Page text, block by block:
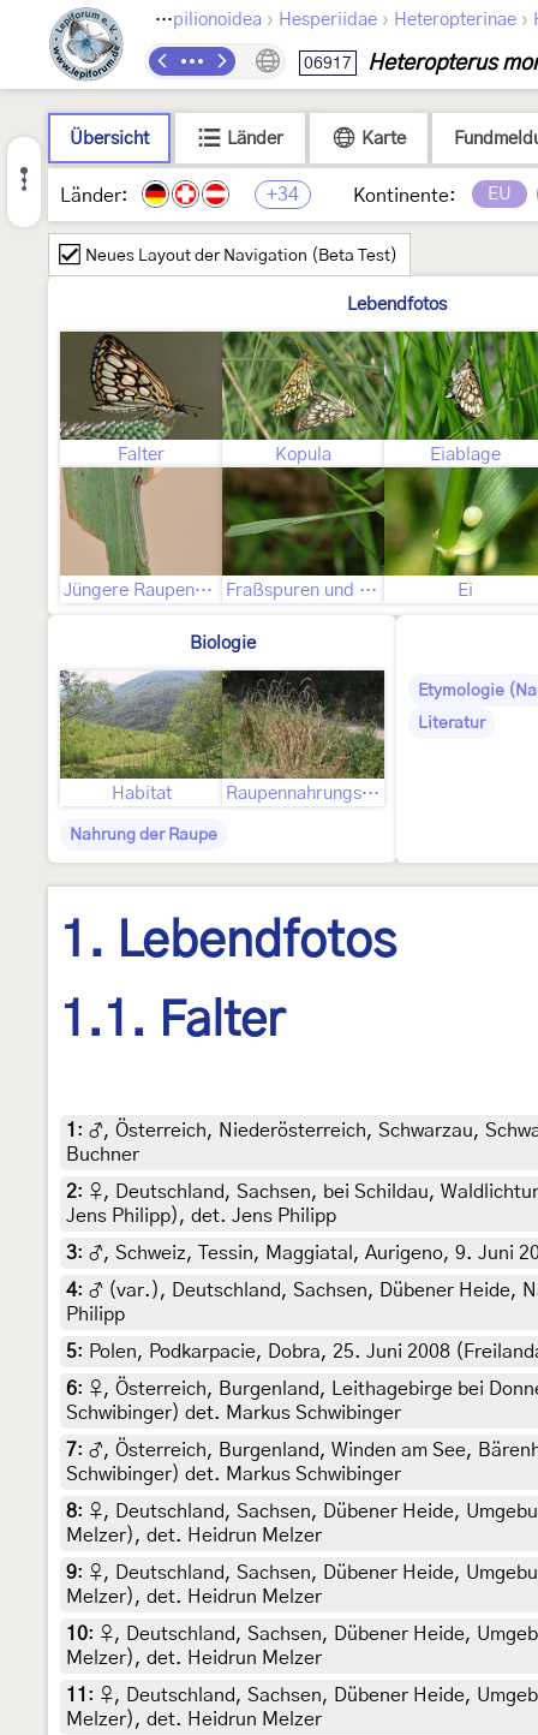
Lepidoptera Papilionoidea › Hesperiidae › Heteropterinae ›
06917 Heteropterus
Übersicht Länder Karte
Länder: +34 Kontinente: EU
Neues Layout der Navigation (Beta Test)
Lebendfotos
Falter Kopula Eiablage
Jüngere Raupenstadien Fraßspuren und Befallsbild Ei
Biologie
Habitat Raupennahrungspflanzen
Nahrung der Raupe
Etymologie
Literatur
1. Lebendfotos
1.1. Falter
1 : ♂, Österreich, Niederösterreich, Schwarzau,
Buchner
2: ♀, Deutschland, Sachsen, bei Schildau,
Jens Philipp), det. Jens Philipp
3: ♂, Schweiz, Tessin, Maggiatal, Aurigeno, 9. Juni
4: ♂ (var.), Deutschland, Sachsen, Dübener Heide,
Philipp
5: Polen, Podkarpacie, Dobra, 25. Juni 2008
6: ♀, Österreich, Burgenland, Leithagebirge bei
Schwibinger) det. Markus Schwibinger
7: ♂, Österreich, Burgenland, Winden am See,
Schwibinger) det. Markus Schwibinger
8: ♀, Deutschland, Sachsen, Dübener Heide,
Melzer), det. Heidrun Melzer
9: ♀, Deutschland, Sachsen, Dübener Heide,
Melzer), det. Heidrun Melzer
10: ♀, Deutschland, Sachsen, Dübener Heide,
Melzer), det. Heidrun Melzer
11 : ♀, Deutschland, Sachsen, Dübener Heide,
Melzer), det. Heidrun Melzer